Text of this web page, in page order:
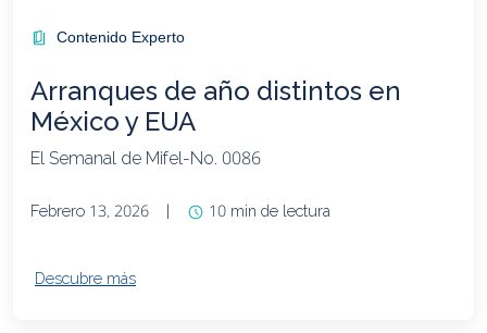
Contenido Experto
Arranques de año distintos en
México y EUA
El Semanal de Mifel-No. 0086
Febrero 13, 2026 | 10 min de lectura
Descubre más